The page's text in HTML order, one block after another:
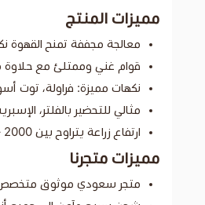
مميزات المنتج
معالجة مجففة تمنح القهوة
قوام غني وممتلئ مع حلاوة
نكهات مميزة: فراولة، توت
مثالي للتحضير بالفلتر،
ارتفاع زراعة يتراوح بين 2000 – 2200 م.
مميزات متجرنا
متجر سعودي موثوق متخصص